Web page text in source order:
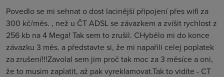
Povedlo se mi sehnat o dost lacinější připojení přes wifi za
300 kč/měs. , než u ČT ADSL se závazkem a zvíšit rychlost z
256 kb na 4 Mega! Tak sem to zrušil. CHybělo mi do konce
závazku 3 měs. a představte si, že mi napařili celej poplatek
za zrušení!!!Zavolal sem jim proč tak moc za 3 měsíce a oni,
že to musim zaplatit, až pak vyreklamovat.Tak to vidíte - CT